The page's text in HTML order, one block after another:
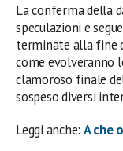
La conferma della
speculazioni e
terminate alla fine
come evolveranno
clamoroso finale
sospeso diversi
Leggi anche: A che